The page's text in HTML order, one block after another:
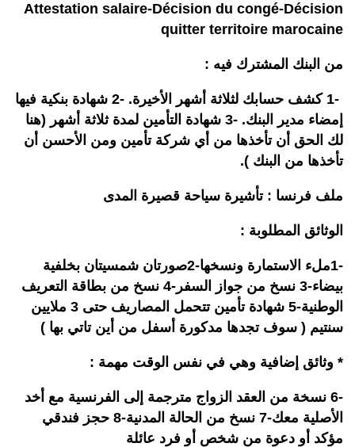
Attestation salaire-Décision du congé-Décision
quitter territoire marocaine
من البنك المشترك فيه :
-1 كشف حسابك لثلاثة أشهر الأخيرة. -2 شهادة بنكية فيها
إمضاء مدير البنك. -3 شهادة التأمين لمدة ثلاثة أشهر (هنا
لك الحق أن تأخذها من أي شركة تأمين ومن الأحسن أن
تأخذها من البنك ).
ملف فرنسا : تأشيرة سياحة قصيرة المدى
الوثائق المطلوبة :
-1ملء الاستمارة ونسخها-2صورتان شمسيتان بخلفية
بيضاء-3 نسخ من جواز السفر-4 نسخ من بطاقة التعريف
الوطنية-5 شهادة تأمين تتحمل المصاريف حتى 3 ملايين
سنتيم ( سوف تجدها مدكورة أسفل من أين تاتي بها )
* وثائق إضافية وهي في نفس الوقت مهمة :
-6 نسخة من العقد الزواج مترجمة إلى الفرنسية مع أخد
الأصلية معك-7 نسخ من الحالة المدنية-8 حجز فندقي
مؤكد أو دعوة من شخص أو فرد عائلة